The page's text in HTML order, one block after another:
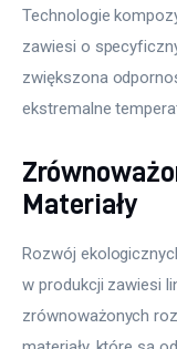
Technologie
zawiesi o
zwiększona
ekstremalne
Materiały
Rozwój
w produkcji zawiesi
zrównoważonych